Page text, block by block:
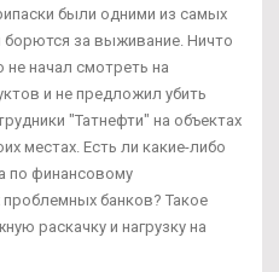
были одними из самых
борются за выживание. Ничто
не начал смотреть на
и не предложил убить
"Татнефти" на объектах
местах. Есть ли какие-либо
по финансовому
банков? Такое
раскачку и нагрузку на